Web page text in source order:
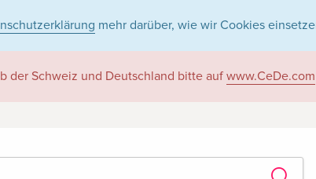
mehr darüber, wie wir Cookies
der Schweiz und Deutschland bitte auf www.CeDe.com